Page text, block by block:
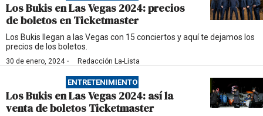
Los Bukis en Las Vegas 2024: precios
de boletos en Ticketmaster
Los Bukis llegan a las Vegas con 15 conciertos y aquí te dejamos los
precios de los boletos.
30 de enero, 2024· Redacción La-Lista
ENTRETENIMIENTO
Los Bukis en Las Vegas 2024: así la
venta de boletos Ticketmaster